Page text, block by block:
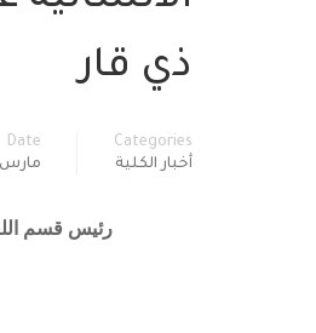
ذي قار
Categories
أخبار الكلية
Date
مارس 5, 2019
رئيس قسم